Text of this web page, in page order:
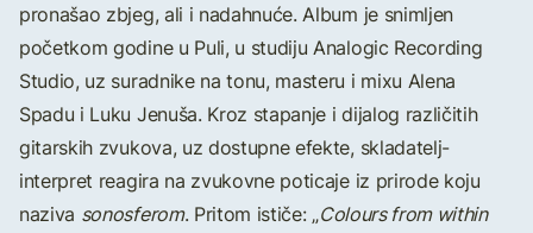
pronašao zbjeg, ali i nadahnuće. Album je snimljen
početkom godine u Puli, u studiju Analogic Recording
Studio, uz suradnike na tonu, masteru i mixu Alena
Spadu i Luku Jenuša. Kroz stapanje i dijalog različitih
gitarskih zvukova, uz dostupne efekte, skladatelj-
interpret reagira na zvukovne poticaje iz prirode koju
naziva sonosferom. Pritom ističe: „Colours from within